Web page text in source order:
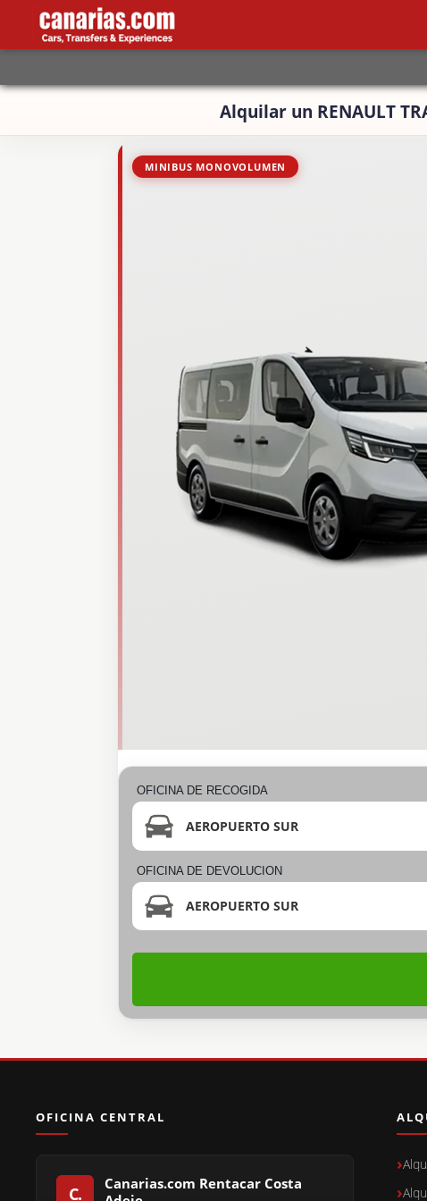
Alquilar un RENAULT
MINIBUS MONOVOLUMEN
OFICINA DE RECOGIDA
AEROPUERTO SUR
OFICINA DE DEVOLUCION
AEROPUERTO SUR
OFICINA CENTRAL
Canarias.com Rentacar Costa